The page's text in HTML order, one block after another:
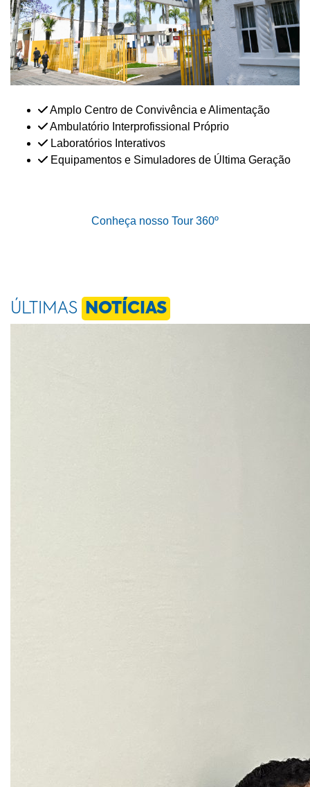
Amplo Centro de Convivência e Alimentação
Ambulatório Interprofissional Próprio
Laboratórios Interativos
Equipamentos e Simuladores de Última Geração
Conheça nosso Tour 360º
ÚLTIMAS NOTÍCIAS